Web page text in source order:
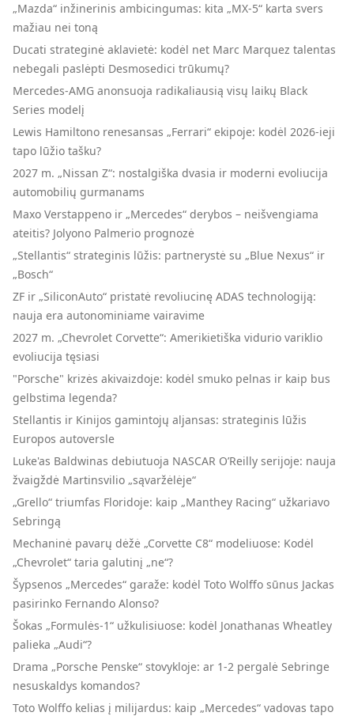
„Mazda“ inžinerinis ambicingumas: kita „MX-5“ karta svers
mažiau nei toną
Ducati strateginė aklavietė: kodėl net Marc Marquez talentas
nebegali paslėpti Desmosedici trūkumų?
Mercedes-AMG anonsuoja radikaliausią visų laikų Black
Series modelį
Lewis Hamiltono renesansas „Ferrari“ ekipoje: kodėl 2026-ieji
tapo lūžio tašku?
2027 m. „Nissan Z“: nostalgiška dvasia ir moderni evoliucija
automobilių gurmanams
Maxo Verstappeno ir „Mercedes“ derybos – neišvengiama
ateitis? Jolyono Palmerio prognozė
„Stellantis“ strateginis lūžis: partnerystė su „Blue Nexus“ ir
„Bosch“
ZF ir „SiliconAuto“ pristatė revoliucinę ADAS technologiją:
nauja era autonominiame vairavime
2027 m. „Chevrolet Corvette“: Amerikietiška vidurio variklio
evoliucija tęsiasi
"Porsche" krizės akivaizdoje: kodėl smuko pelnas ir kaip bus
gelbstima legenda?
Stellantis ir Kinijos gamintojų aljansas: strateginis lūžis
Europos autoversle
Luke'as Baldwinas debiutuoja NASCAR O’Reilly serijoje: nauja
žvaigždė Martinsvilio „sąvaržėlėje“
„Grello“ triumfas Floridoje: kaip „Manthey Racing“ užkariavo
Sebringą
Mechaninė pavarų dėžė „Corvette C8“ modeliuose: Kodėl
„Chevrolet“ taria galutinį „ne“?
Šypsenos „Mercedes“ garaže: kodėl Toto Wolffo sūnus Jackas
pasirinko Fernando Alonso?
Šokas „Formulės-1“ užkulisiuose: kodėl Jonathanas Wheatley
palieka „Audi“?
Drama „Porsche Penske“ stovykloje: ar 1-2 pergalė Sebringe
nesuskaldys komandos?
Toto Wolffo kelias į milijardus: kaip „Mercedes“ vadovas tapo